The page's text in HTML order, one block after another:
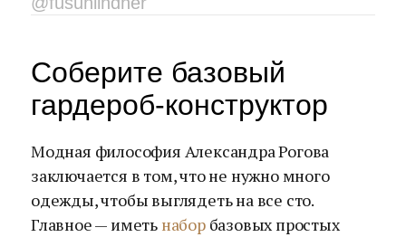
Соберите базовый
гардероб-конструктор
Модная философия Александра Рогова
заключается в том, что не нужно много
одежды, чтобы выглядеть на все сто.
Главное — иметь наборбазовых простых